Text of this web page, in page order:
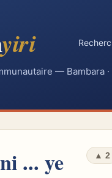
yiri
— Bambara ·
... ye ▲ 2